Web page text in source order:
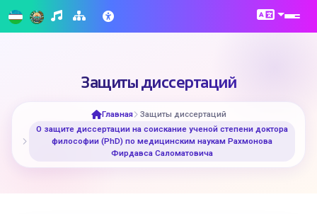
Защиты диссертаций
Главная
Защиты диссертаций
О защите диссертации на соискание ученой степени доктора
философии (PhD) по медицинским наукам Рахмонова
Фирдавса Саломатовича